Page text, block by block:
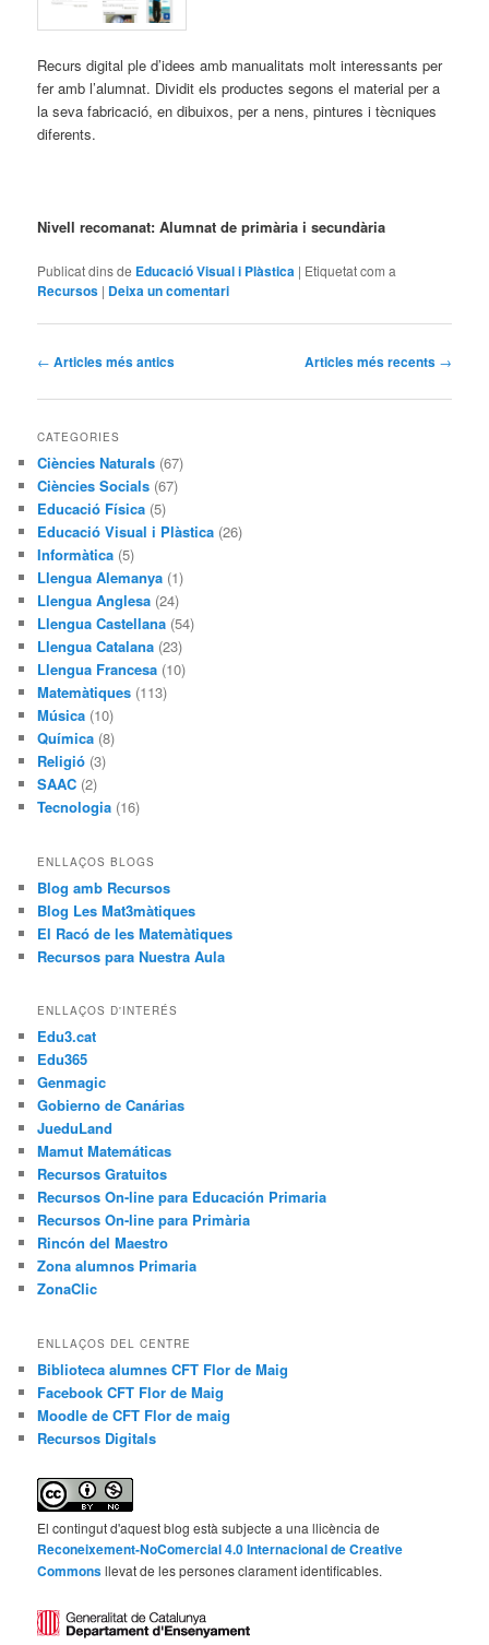
Recurs digital ple d’idees amb manualitats molt interessants per
fer amb l’alumnat. Dividit els productes segons el material per a
la seva fabricació, en dibuixos, per a nens, pintures i tècniques
diferents.
Nivell recomanat: Alumnat de primària i secundària
Publicat dins de Educació Visual i Plàstica | Etiquetat com a
Recursos | Deixa un comentari
Navegació
articles
← Articles més antics Articles més recents →
CATEGORIES
Ciències Naturals (67)
Ciències Socials (67)
Educació Física (5)
Educació Visual i Plàstica (26)
Informàtica (5)
Llengua Alemanya (1)
Llengua Anglesa (24)
Llengua Castellana (54)
Llengua Catalana (23)
Llengua Francesa (10)
Matemàtiques (113)
Música (10)
Química (8)
Religió (3)
SAAC (2)
Tecnologia (16)
ENLLAÇOS BLOGS
Blog amb Recursos
Blog Les Mat3màtiques
El Racó de les Matemàtiques
Recursos para Nuestra Aula
ENLLAÇOS D'INTERÉS
Edu3.cat
Edu365
Genmagic
Gobierno de Canárias
JueduLand
Mamut Matemáticas
Recursos Gratuitos
Recursos On-line para Educación Primaria
Recursos On-line para Primària
Rincón del Maestro
Zona alumnos Primaria
ZonaClic
ENLLAÇOS DEL CENTRE
Biblioteca alumnes CFT Flor de Maig
Facebook CFT Flor de Maig
Moodle de CFT Flor de maig
Recursos Digitals
El contingut d'aquest blog està subjecte a una llicència de
Reconeixement-NoComercial 4.0 Internacional de Creative
Commonsllevat de les persones clarament identificables.